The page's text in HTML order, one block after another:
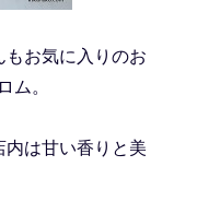
お気に入りのお
。
は甘い香りと美